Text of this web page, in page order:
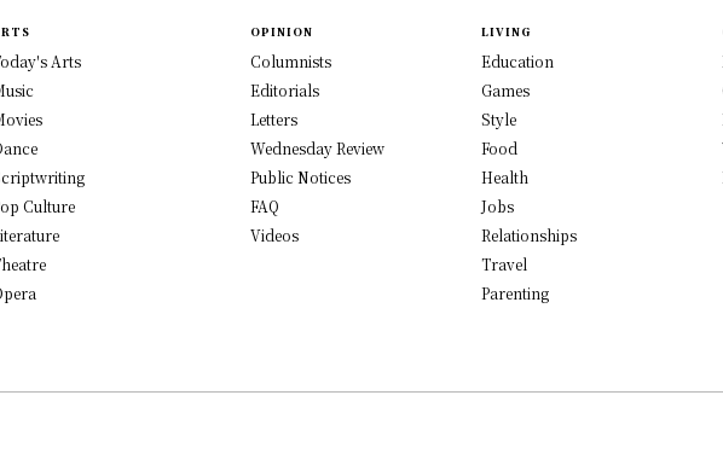
Arts
Culture
OPINION
Columnists
Editorials
Letters
Wednesday Review
Public Notices
FAQ
Videos
LIVING
Education
Games
Style
Food
Health
Jobs
Relationships
Travel
Parenting